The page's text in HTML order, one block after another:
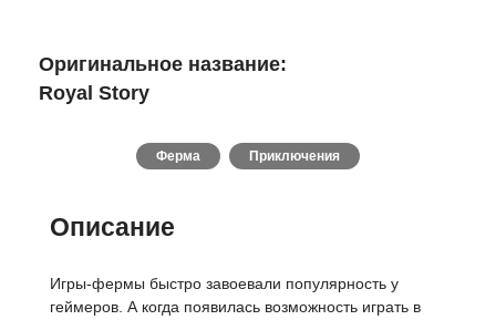
Оригинальное название:
Royal Story
Ферма Приключения
Описание
Игры-фермы быстро завоевали популярность у
геймеров. А когда появилась возможность играть в